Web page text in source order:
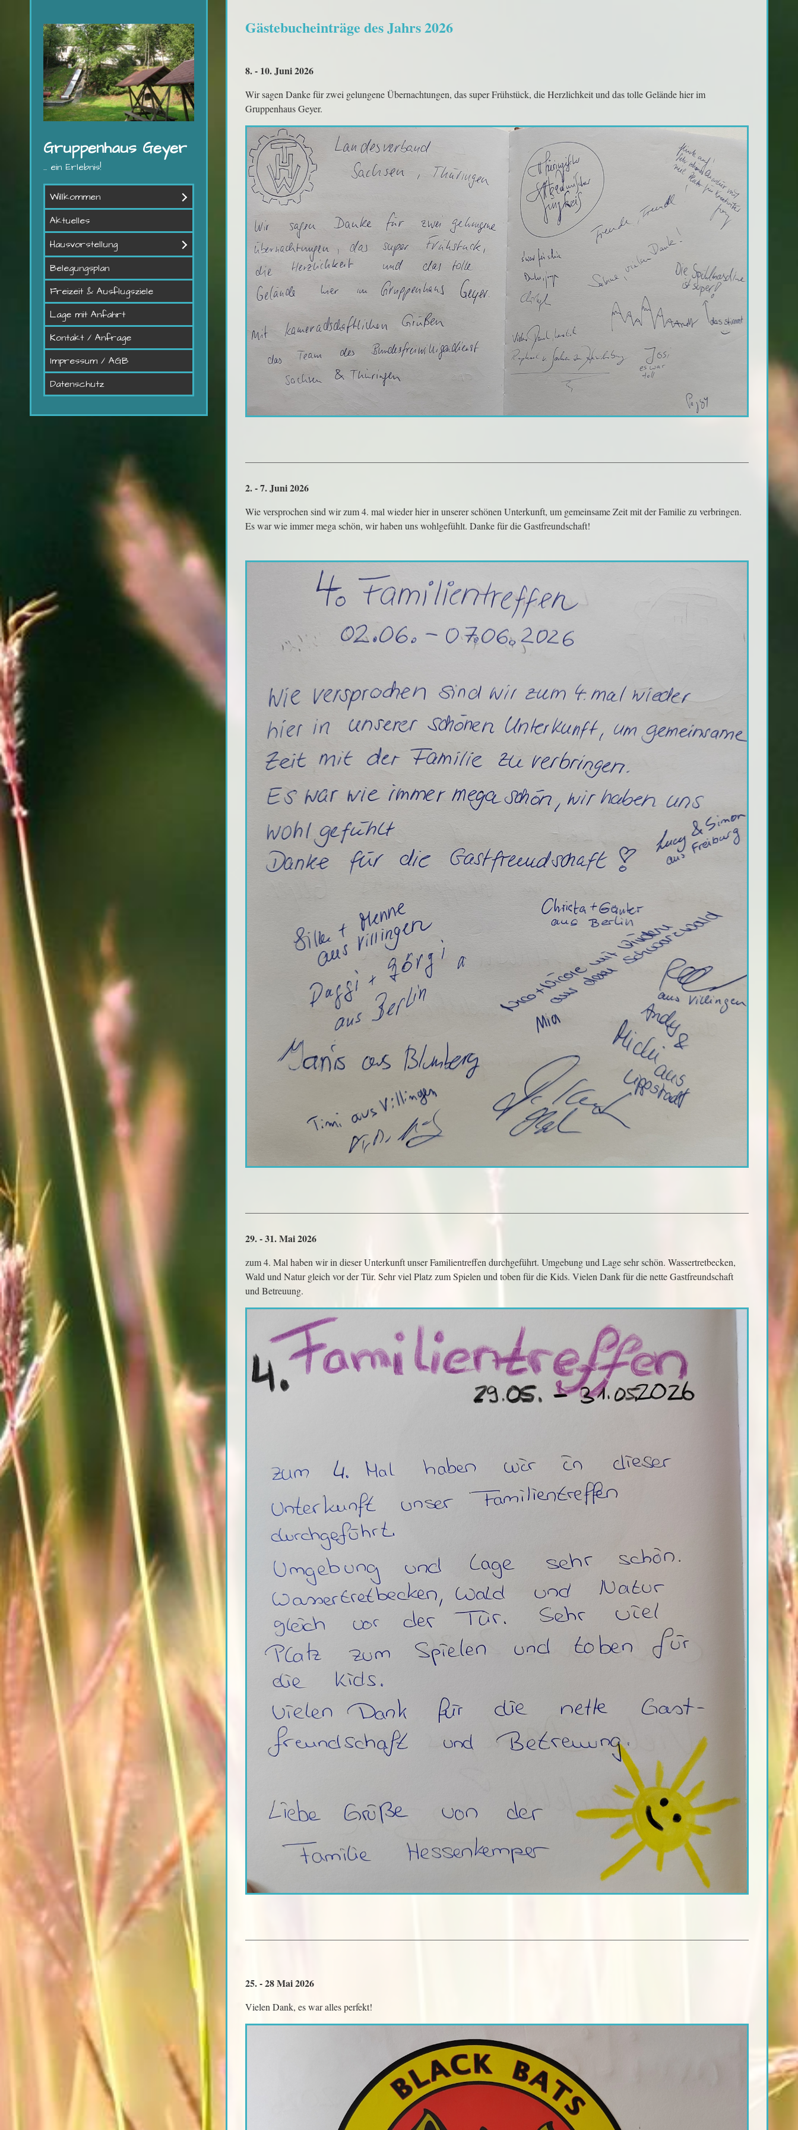
Gruppenhaus Geyer
... ein Erlebnis!
Willkommen
Aktuelles
Hausvorstellung
Belegungsplan
Freizeit & Ausflugsziele
Lage mit Anfahrt
Kontakt / Anfrage
Impressum / AGB
Datenschutz
Gästebucheinträge des Jahrs 2026
8. - 10. Juni 2026
Wir sagen Danke für zwei gelungene Übernachtungen, das super Frühstück, die Herzlichkeit und das tolle Gelände hier im
Gruppenhaus Geyer.
2. - 7. Juni 2026
Wie versprochen sind wir zum 4. mal wieder hier in unserer schönen Unterkunft, um gemeinsame Zeit mit der Familie zu verbringen.
Es war wie immer mega schön, wir haben uns wohlgefühlt. Danke für die Gastfreundschaft!
29. - 31. Mai 2026
zum 4. Mal haben wir in dieser Unterkunft unser Familientreffen durchgeführt. Umgebung und Lage sehr schön. Wassertretbecken,
Wald und Natur gleich vor der Tür. Sehr viel Platz zum Spielen und toben für die Kids. Vielen Dank für die nette Gastfreundschaft
und Betreuung.
25. - 28 Mai 2026
Vielen Dank, es war alles perfekt!